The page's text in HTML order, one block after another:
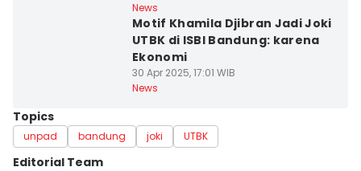
News
Motif Khamila Djibran Jadi Joki
UTBK di ISBI Bandung: karena
Ekonomi
30 Apr 2025, 17:01 WIB
News
Topics
unpad bandung joki UTBK
Editorial Team